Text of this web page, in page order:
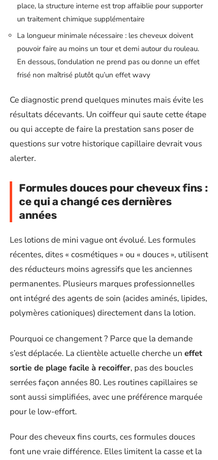
place, la structure interne est trop affaiblie pour supporter
un traitement chimique supplémentaire
La longueur minimale nécessaire : les cheveux doivent
pouvoir faire au moins un tour et demi autour du rouleau.
En dessous, l’ondulation ne prend pas ou donne un effet
frisé non maîtrisé plutôt qu’un effet wavy
Ce diagnostic prend quelques minutes mais évite les
résultats décevants. Un coiffeur qui saute cette étape
ou qui accepte de faire la prestation sans poser de
questions sur votre historique capillaire devrait vous
alerter.
Formules douces pour cheveux fins :
ce qui a changé ces dernières
années
Les lotions de mini vague ont évolué. Les formules
récentes, dites « cosmétiques » ou « douces », utilisent
des réducteurs moins agressifs que les anciennes
permanentes. Plusieurs marques professionnelles
ont intégré des agents de soin (acides aminés, lipides,
polymères cationiques) directement dans la lotion.
Pourquoi ce changement ? Parce que la demande
s’est déplacée. La clientèle actuelle cherche un effet
sortie de plage facile à recoiffer, pas des boucles
serrées façon années 80. Les routines capillaires se
sont aussi simplifiées, avec une préférence marquée
pour le low-effort.
Pour des cheveux fins courts, ces formules douces
font une vraie différence. Elles limitent la casse et la